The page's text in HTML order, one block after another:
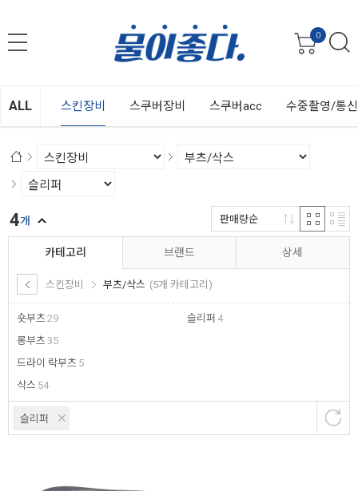
0
ALL 스킨장비 스쿠버장비 스쿠버acc 수중촬영/통
카테고리
스킨장비 부츠/삭스 (5개 카테고리)
숏부츠 29
롱부츠 35
드라이 락부츠 5
삭스 54
슬리퍼 4
브랜드 상세
슬리퍼
4개 판매량순